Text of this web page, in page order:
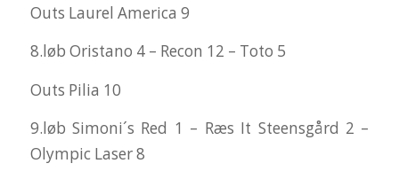
Outs Laurel America 9
8.løb Oristano 4 – Recon 12 – Toto 5
Outs Pilia 10
9.løb Simoni´s Red 1 – Ræs It Steensgård 2 –
Olympic Laser 8